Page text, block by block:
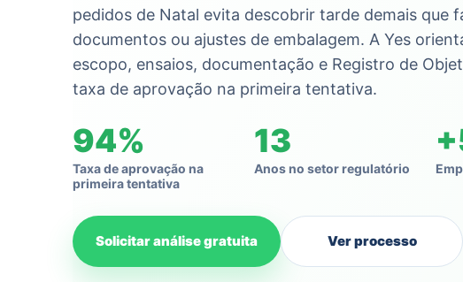
pedidos de Natal evita descobrir tarde demais que
documentos ou ajustes de embalagem. A Yes
escopo, ensaios, documentação e Registro de
taxa de aprovação na primeira tentativa.
94%
Taxa de aprovação na
primeira tentativa
13
Anos no setor regulatório
Solicitar análise gratuita Ver processo